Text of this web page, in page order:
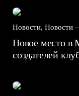
Новости, Новости
Новое место в
создателей